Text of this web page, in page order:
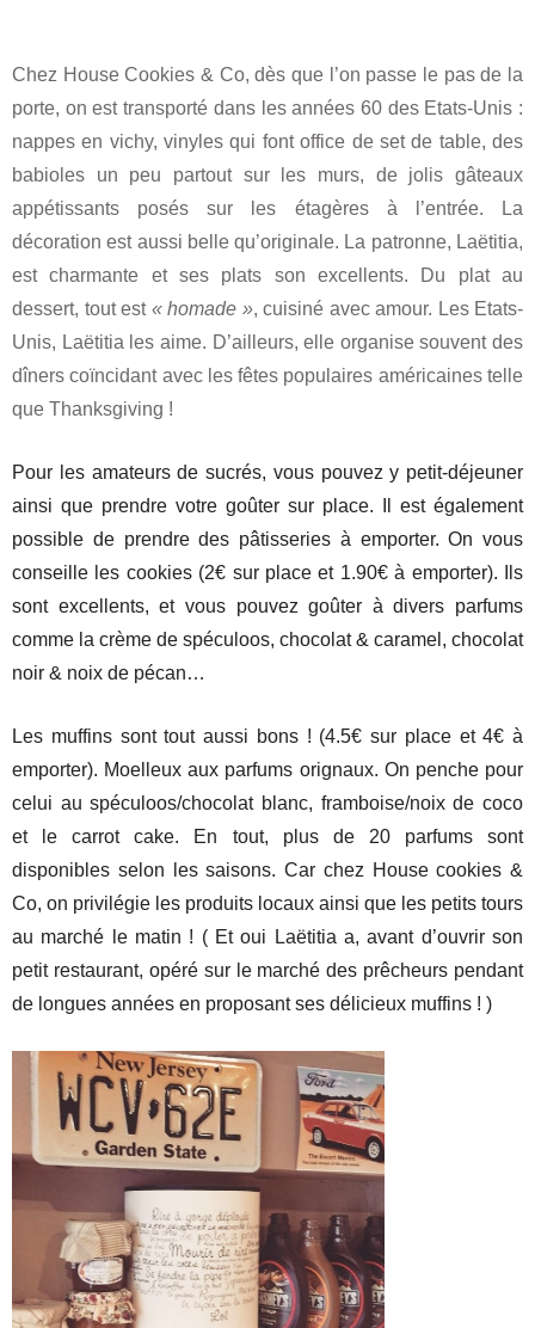
Chez House Cookies & Co, dès que l’on passe le pas de la
porte, on est transporté dans les années 60 des Etats-Unis :
nappes en vichy, vinyles qui font office de set de table, des
babioles un peu partout sur les murs, de jolis gâteaux
appétissants posés sur les étagères à l’entrée. La
décoration est aussi belle qu’originale. La patronne, Laëtitia,
est charmante et ses plats son excellents. Du plat au
dessert, tout est « homade », cuisiné avec amour. Les Etats-
Unis, Laëtitia les aime. D’ailleurs, elle organise souvent des
dîners coïncidant avec les fêtes populaires américaines telle
que Thanksgiving !
Pour les amateurs de sucrés, vous pouvez y petit-déjeuner
ainsi que prendre votre goûter sur place. Il est également
possible de prendre des pâtisseries à emporter. On vous
conseille les cookies (2€ sur place et 1.90€ à emporter). Ils
sont excellents, et vous pouvez goûter à divers parfums
comme la crème de spéculoos, chocolat & caramel, chocolat
noir & noix de pécan…
Les muffins sont tout aussi bons ! (4.5€ sur place et 4€ à
emporter). Moelleux aux parfums orignaux. On penche pour
celui au spéculoos/chocolat blanc, framboise/noix de coco
et le carrot cake. En tout, plus de 20 parfums sont
disponibles selon les saisons. Car chez House cookies &
Co, on privilégie les produits locaux ainsi que les petits tours
au marché le matin ! ( Et oui Laëtitia a, avant d’ouvrir son
petit restaurant, opéré sur le marché des prêcheurs pendant
de longues années en proposant ses délicieux muffins ! )